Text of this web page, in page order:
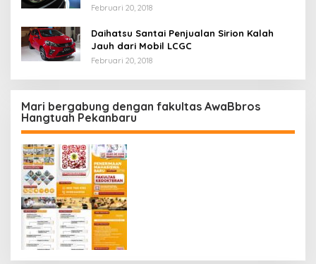
Februari 20, 2018
Daihatsu Santai Penjualan Sirion Kalah
Jauh dari Mobil LCGC
Februari 20, 2018
Mari bergabung dengan fakultas AwaBbros
Hangtuah Pekanbaru